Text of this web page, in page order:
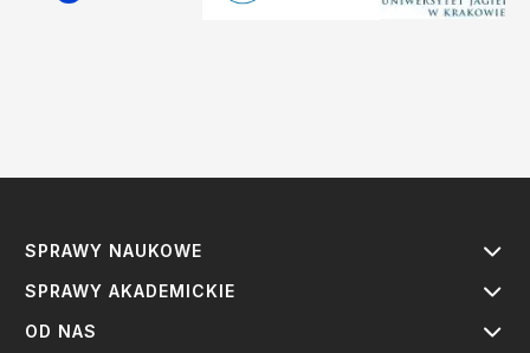
SPRAWY NAUKOWE
SPRAWY AKADEMICKIE
OD NAS